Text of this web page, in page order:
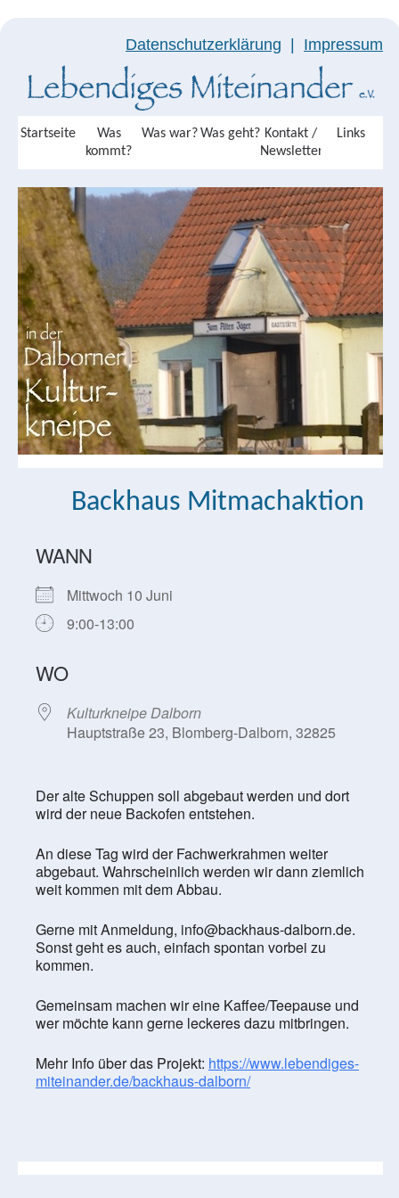
Datenschutzerklärung Impressum
Startseite
Was
kommt?
Was war? Was geht? Kontakt /
Newsletter
Links
Backhaus Mitmachaktion
WANN
Mittwoch 10 Juni
9:00-13:00
WO
Kulturkneipe Dalborn
Hauptstraße 23, Blomberg-Dalborn, 32825
Der alte Schuppen soll abgebaut werden und dort
wird der neue Backofen entstehen.
An diese Tag wird der Fachwerkrahmen weiter
abgebaut. Wahrscheinlich werden wir dann ziemlich
weit kommen mit dem Abbau.
Gerne mit Anmeldung, info@backhaus-dalborn.de.
Sonst geht es auch, einfach spontan vorbei zu
kommen.
Gemeinsam machen wir eine Kaffee/Teepause und
wer möchte kann gerne leckeres dazu mitbringen.
Mehr Info über das Projekt: https://www.lebendiges-
miteinander.de/backhaus-dalborn/